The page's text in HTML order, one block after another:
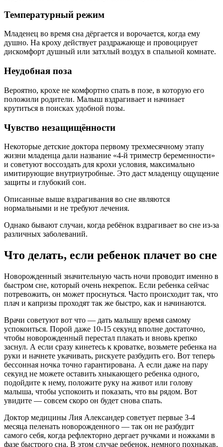
Температурный режим
Младенец во время сна дёргается и ворочается, когда ему
душно. На кроху действует раздражающе и провоцирует
дискомфорт душный или затхлый воздух в спальной комнате.
Неудобная поза
Вероятно, крохе не комфортно спать в позе, в которую его
положили родители. Малыш вздрагивает и начинает
крутиться в поисках удобной позы.
Чувство незащищённости
Некоторые детские доктора первому трехмесячному этапу
жизни младенца дали название «4-й триместр беременности»
и советуют воссоздать для крохи условия, максимально
имитирующие внутриутробные. Это даст младенцу ощущение
защиты и глубокий сон.
Описанные выше вздрагивания во сне являются
нормальными и не требуют лечения.
Однако бывают случаи, когда ребёнок вздрагивает во сне из-за
различных заболеваний.
Что делать, если ребенок плачет во сне
Новорожденный значительную часть ночи проводит именно в
быстром сне, который очень некрепок. Если ребенка сейчас
потревожить, он может проснуться. Часто происходит так, что
плач и капризы проходят так же быстро, как и начинаются.
Врачи советуют вот что — дать малышу время самому
успокоиться. Порой даже 10-15 секунд вполне достаточно,
чтобы новорожденный перестал плакать и вновь крепко
заснул. А если сразу кинетесь к кроватке, возьмете ребенка на
руки и начнете укачивать, рискуете разбудить его. Вот теперь
бессонная ночка точно гарантирована. А если даже на пару
секунд не можете оставить хныкающего ребенка одного,
подойдите к нему, положите руку на живот или голову
малыша, чтобы успокоить и показать, что вы рядом. Вот
увидите — совсем скоро он будет снова спать.
Доктор медицины Лия Александер советует первые 3-4
месяца пеленать новорожденного — так он не разбудит
самого себя, когда рефлекторно дергает ручками и ножками в
фазе быстрого сна. В этом случае ребенок, немного похныкав,